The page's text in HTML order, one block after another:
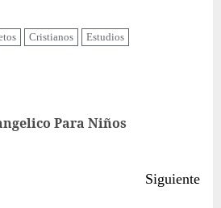
Cristianos Estudios
Para Niños
Siguiente